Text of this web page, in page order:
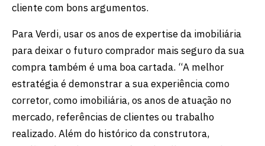
cliente com bons argumentos.
Para Verdi, usar os anos de expertise da imobiliária
para deixar o futuro comprador mais seguro da sua
compra também é uma boa cartada. “A melhor
estratégia é demonstrar a sua experiência como
corretor, como imobiliária, os anos de atuação no
mercado, referências de clientes ou trabalho
realizado. Além do histórico da construtora,